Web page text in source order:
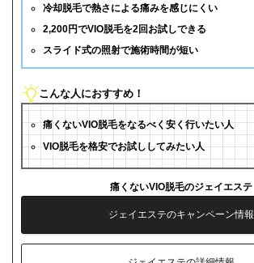
冷却脱毛で熱さによる痛みを感じにくい
2,200円でVIO脱毛を2回お試しできる
スライド式の照射で施術時間が短い
こんな人におすすめ！
痛くないVIO脱毛をなるべく安く行いたい人
VIO脱毛を格安でお試ししてみたい人
痛くないVIO脱毛のジェイエステ
ジェイエステのキャンペーン情報